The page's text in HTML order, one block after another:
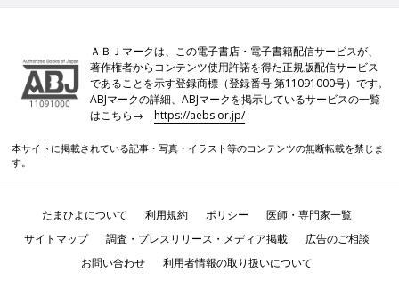
ＡＢＪマークは、この電子書店・電子書籍配信サービスが、
著作権者からコンテンツ使用許諾を得た正規版配信サービス
であることを示す登録商標（登録番号 第11091000号）です。
ABJマークの詳細、ABJマークを掲示しているサービスの一覧
はこちら→https://aebs.or.jp/
本サイトに掲載されている記事・写真・イラスト等のコンテンツの無断転載を禁じま
す。
たまひよについて 利用規約 ポリシー
医師・専門家一覧
サイトマップ
調査・プレスリリース・メディア掲載
広告のご相談
お問い合わせ
利用者情報の取り扱いについて